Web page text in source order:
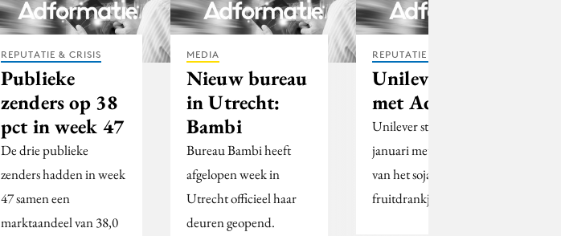
REPUTATIE & CRISIS
Publieke
zenders op 38
pct in week 47
De drie publieke
zenders hadden in week
47 samen een
marktaandeel van 38,0
MEDIA
Nieuw bureau
in Utrecht:
Bambi
Bureau Bambi heeft
afgelopen week in
Utrecht officieel haar
deuren geopend.
REPUTATIE & CRISIS
Unilever stopt
met Adez
Unilever stopt per 1
januari met de verkoop
van het soja-
fruitdrankje Adez.